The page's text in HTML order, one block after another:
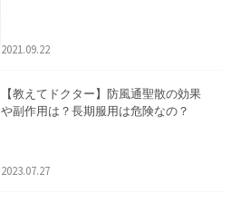
2021.09.22
【教えてドクター】防風通聖散の効果
や副作用は？長期服用は危険なの？
2023.07.27